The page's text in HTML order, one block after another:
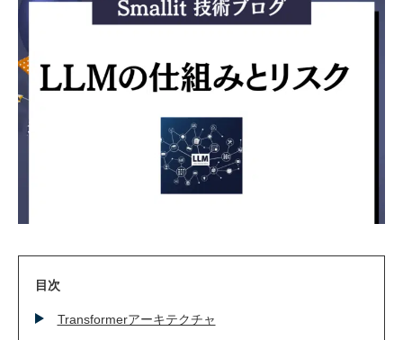
クラウド軍師(DX情報)
目次
Transformerアーキテクチャ